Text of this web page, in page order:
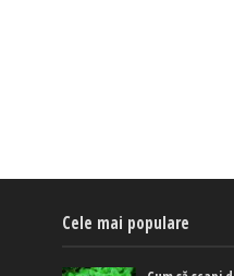
Cele mai populare